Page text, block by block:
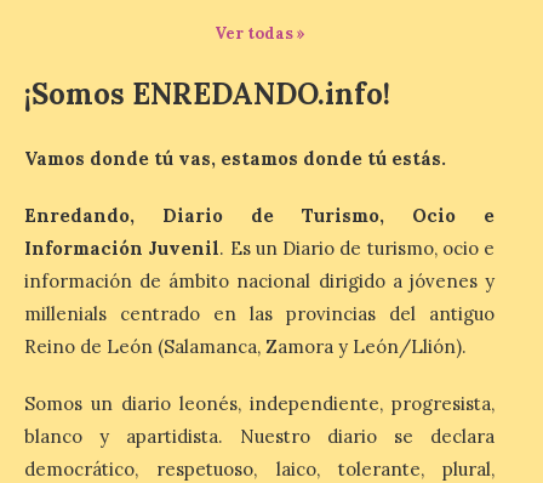
total del 12 de agosto.
Dónde alojarse y a qué
León es la provincia más
económica (116€/noche),
pero también una de las
más agotadas: solo un 4%
de alojamientos libres.
Zamora, Palencia y Álava son las
1% de los alojamientos siguen libres para
esas […]
Ver todas »
¡Somos ENREDANDO.info!
Vamos donde tú vas, estamos donde tú estás.
Enredando, Diario de Turismo, Ocio e
Información Juvenil. Es un Diario de turismo, ocio e
información de ámbito nacional dirigido a jóvenes y
millenials centrado en las provincias del antiguo
Reino de León (Salamanca, Zamora y León/Llión).
Somos un diario leonés, independiente, progresista,
blanco y apartidista. Nuestro diario se declara
democrático, respetuoso, laico, tolerante, plural,